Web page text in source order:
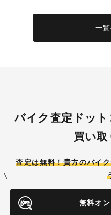
一
バイク査定ドット
買い取
査定は無料！貴方のバイ
無料オ